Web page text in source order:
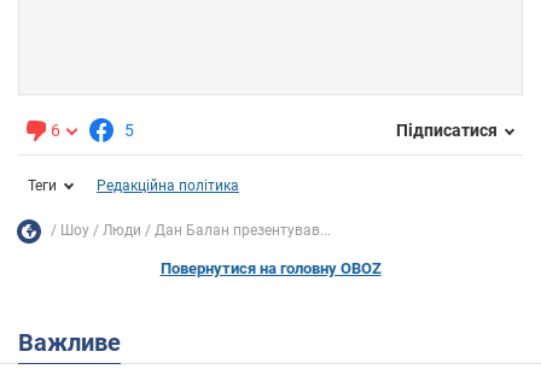
6 5 Підписатися
Теги Редакційна політика
Шоу Люди Дан Балан презентував...
Повернутися на головну OBOZ
Важливе